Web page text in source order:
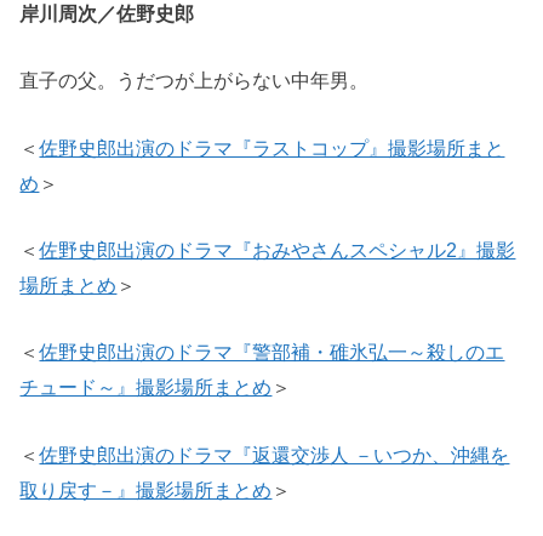
岸川周次／佐野史郎
直子の父。うだつが上がらない中年男。
＜佐野史郎出演のドラマ『ラストコップ』撮影場所まと
め ＞
＜佐野史郎出演のドラマ『おみやさんスペシャル2』撮影
場所まとめ ＞
＜佐野史郎出演のドラマ『警部補・碓氷弘一～殺しのエ
チュード～』撮影場所まとめ ＞
＜佐野史郎出演のドラマ『返還交渉人 －いつか、沖縄を
取り戻す－』撮影場所まとめ ＞